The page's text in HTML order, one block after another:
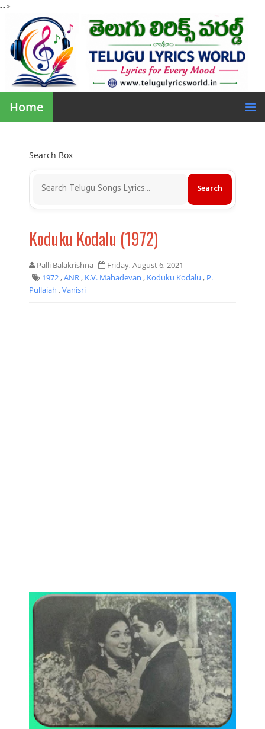
-->
Home
Search Box
Koduku Kodalu (1972)
Palli Balakrishna
Friday, August 6, 2021
1972,ANR, K.V. Mahadevan , Koduku Kodalu , P.
Pullaiah ,Vanisri